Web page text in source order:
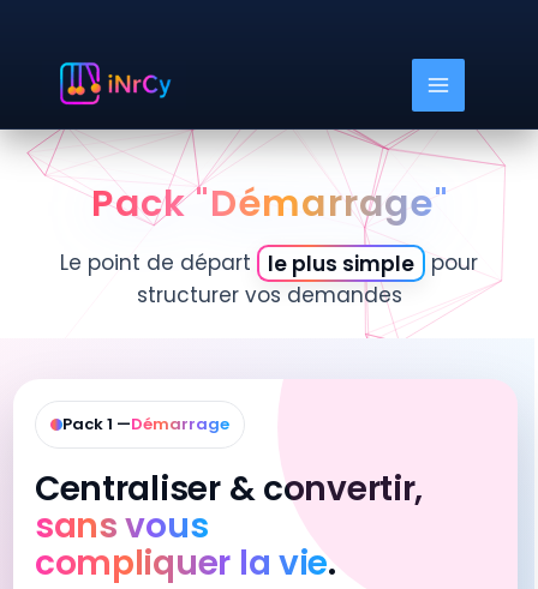
contenu
Pack "Démarrage"
Le point de départ le plus simple
pour
structurer vos demandes
Pack 1 —Démarrage
Centraliser & convertir,
sans vous
compliquer la vie.